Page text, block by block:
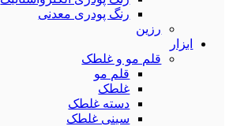
رنگ پودری معدنی
رزین
ابزار
قلم مو و غلطک
قلم مو
غلطک
دسته غلطک
سینی غلطک